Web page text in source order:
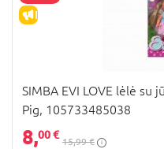
IŠPARDAVIMAS
SIMBA EVI LOVE lėlė su
Pig, 105733485038
8,00 €
15,99 €